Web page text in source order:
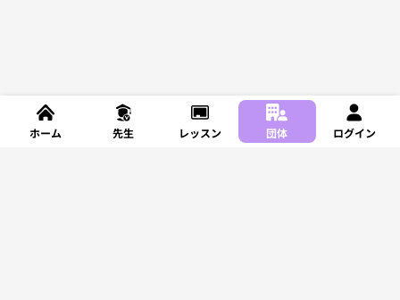
ホーム 先生 レッスン 団体 ログイン